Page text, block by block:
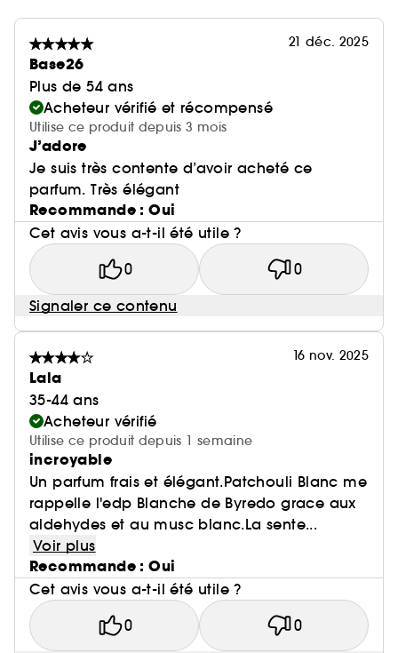
21 déc. 2025
Base26
Plus de 54 ans
Acheteur vérifié et récompensé
Utilise ce produit depuis 3 mois
J’adore
Je suis très contente d’avoir acheté ce
parfum. Très élégant
Recommande : Oui
Cet avis vous a-t-il été utile ?
0 0
Signaler ce contenu
16 nov. 2025
Lala
35-44 ans
Acheteur vérifié
Utilise ce produit depuis 1 semaine
incroyable
Un parfum frais et élégant.Patchouli Blanc me
rappelle l'edp Blanche de Byredo grace aux
aldehydes et au musc blanc.La sente...
Voir plus
Recommande : Oui
Cet avis vous a-t-il été utile ?
0 0